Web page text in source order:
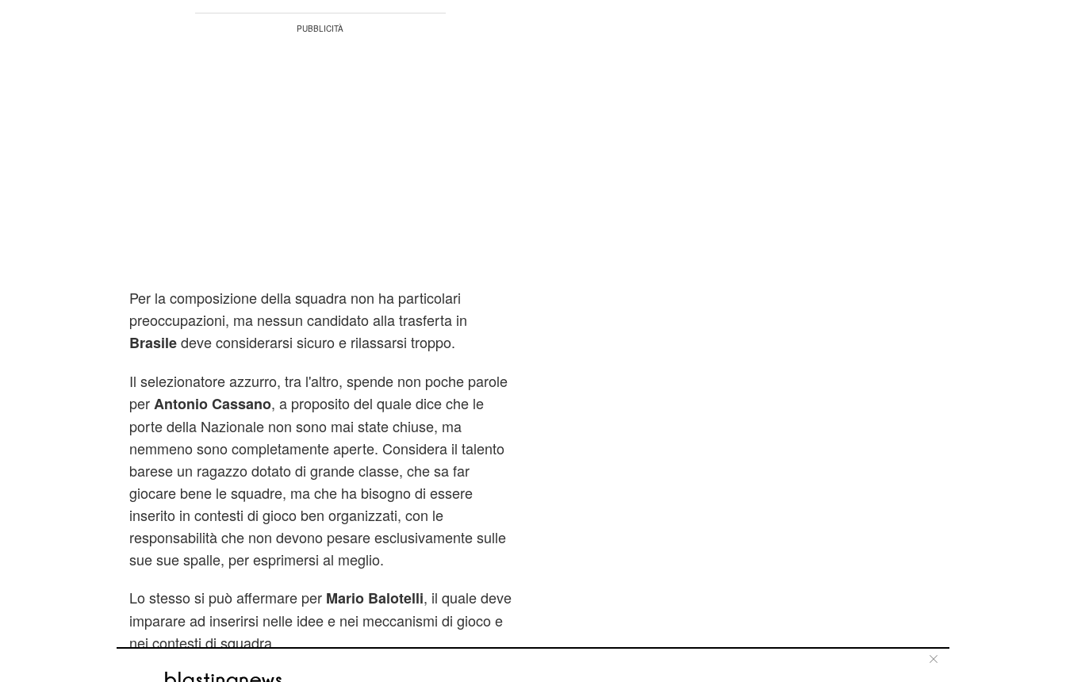
Per la composizione della squadra non ha particolari
preoccupazioni, ma nessun candidato alla trasferta in
Brasiledeve considerarsi sicuro e rilassarsi troppo.
Il selezionatore azzurro, tra l'altro, spende non poche parole
perAntonio Cassano, a proposito del quale dice che le
porte della Nazionale non sono mai state chiuse, ma
nemmeno sono completamente aperte. Considera il talento
barese un ragazzo dotato di grande classe, che sa far
giocare bene le squadre, ma che ha bisogno di essere
inserito in contesti di gioco ben organizzati, con le
responsabilità che non devono pesare esclusivamente sulle
sue sue spalle, per esprimersi al meglio.
Lo stesso si può affermare per Mario Balotelli, il quale deve
imparare ad inserirsi nelle idee e nei meccanismi di gioco e
nei contesti di squadra.